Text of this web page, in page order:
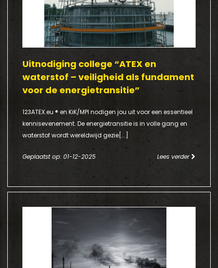
Uitnodiging college “ATEX en
waterstof – veiligheid als fundament
voor de energietransitie”
123ATEX.eu ® en KiK/MPI nodigen jou uit voor een essentieel
kennisevenement. De energietransitie is in volle gang en
waterstof wordt wereldwijd gezie[...]
Geplaatst op: 01-12-2025 Lees verder